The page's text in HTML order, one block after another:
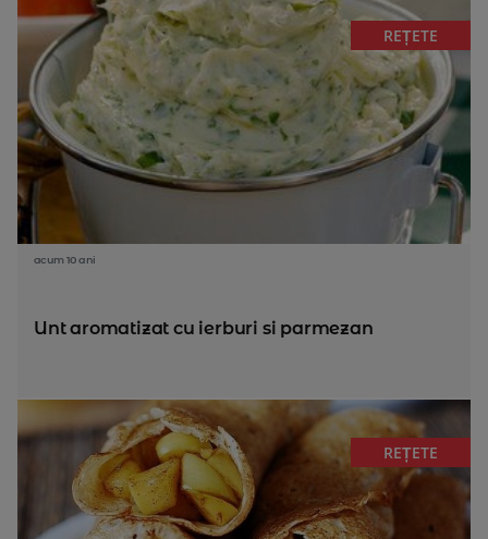
REȚETE
acum 10 ani
Unt aromatizat cu ierburi si parmezan
REȚETE